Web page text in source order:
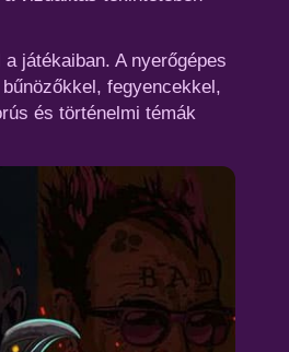
játékaiban. A nyerőgépes
fegyencekkel,
és történelmi témák